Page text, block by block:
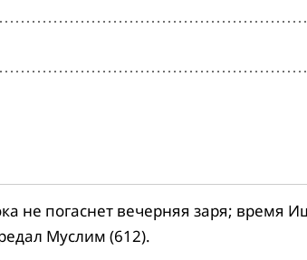
не погаснет вечерняя заря; время
Муслим (612).